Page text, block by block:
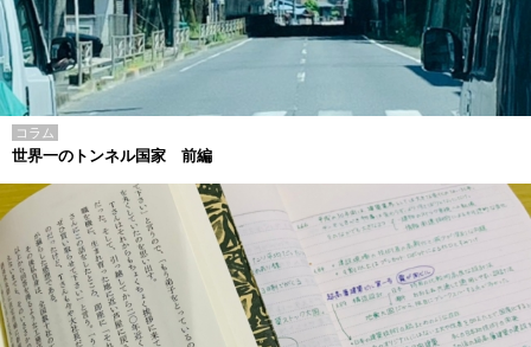
コラム
世界一のトンネル国家 前編